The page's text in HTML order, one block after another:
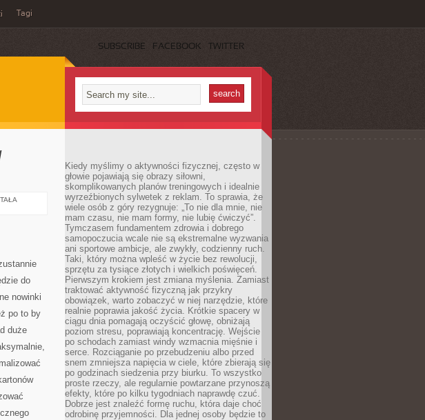
Tagi
SUBSCRIBE FACEBOOK TWITTER
do
nowinki
po to by
duże
Kiedy myślimy o aktywności fizycznej, często w
głowie pojawiają się obrazy siłowni,
skomplikowanych planów treningowych i idealnie
wyrzeźbionych sylwetek z reklam. To sprawia, że
wiele osób z góry rezygnuje: „To nie dla mnie, nie
mam czasu, nie mam formy, nie lubię ćwiczyć”.
Tymczasem fundamentem zdrowia i dobrego
samopoczucia wcale nie są ekstremalne wyzwania
ani sportowe ambicje, ale zwykły, codzienny ruch.
Taki, który można wpleść w życie bez rewolucji,
sprzętu za tysiące złotych i wielkich poświęceń.
Pierwszym krokiem jest zmiana myślenia. Zamiast
traktować aktywność fizyczną jak przykry
obowiązek, warto zobaczyć w niej narzędzie, które
realnie poprawia jakość życia. Krótkie spacery w
ciągu dnia pomagają oczyścić głowę, obniżają
poziom stresu, poprawiają koncentrację. Wejście
po schodach zamiast windy wzmacnia mięśnie i
serce. Rozciąganie po przebudzeniu albo przed
snem zmniejsza napięcia w ciele, które zbierają się
po godzinach siedzenia przy biurku. To wszystko
proste rzeczy, ale regularnie powtarzane przynoszą
efekty, które po kilku tygodniach naprawdę czuć.
Dobrze jest znaleźć formę ruchu, która daje choć
odrobinę przyjemności. Dla jednej osoby będzie to